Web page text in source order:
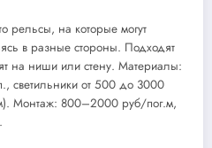
рельсы, на которые могут
в разные стороны. Подходят
на ниши или стену. Материалы:
светильники от 500 до 3000
Монтаж: 800–2000 руб/пог.м,